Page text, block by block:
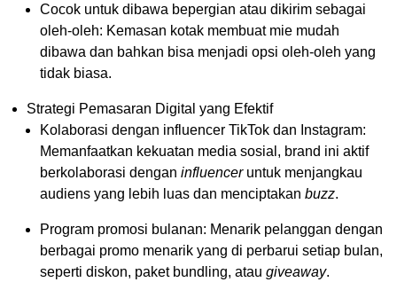
Cocok untuk dibawa bepergian atau dikirim sebagai
oleh-oleh: Kemasan kotak membuat mie mudah
dibawa dan bahkan bisa menjadi opsi oleh-oleh yang
tidak biasa.
Strategi Pemasaran Digital yang Efektif
Kolaborasi dengan influencer TikTok dan Instagram:
Memanfaatkan kekuatan media sosial, brand ini aktif
berkolaborasi dengan influenceruntuk menjangkau
audiens yang lebih luas dan menciptakan buzz.
Program promosi bulanan: Menarik pelanggan dengan
berbagai promo menarik yang di perbarui setiap bulan,
seperti diskon, paket bundling, atau giveaway.